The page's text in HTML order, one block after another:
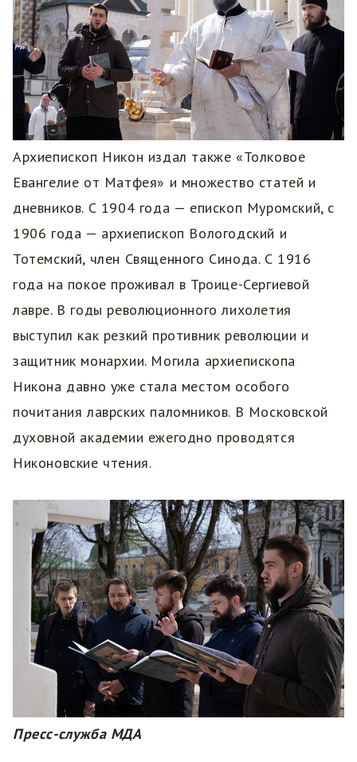
Архиепископ Никон издал также «Толковое
Евангелие от Матфея» и множество статей и
дневников. С 1904 года — епископ Муромский, с
1906 года — архиепископ Вологодский и
Тотемский, член Священного Синода. С 1916
года на покое проживал в Троице-Сергиевой
лавре. В годы революционного лихолетия
выступил как резкий противник революции и
защитник монархии. Могила архиепископа
Никона давно уже стала местом особого
почитания лаврских паломников. В Московской
духовной академии ежегодно проводятся
Никоновские чтения.
Пресс-служба МДА